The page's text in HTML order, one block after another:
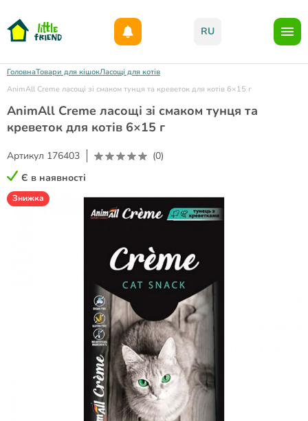
RU
ГоловнаТовари для кішокЛасощі для котів
AnimAll Сreme ласощі зі смаком тунця та креветок для котів 6×15 г
AnimAll Сreme ласощі зі смаком тунця та
креветок для котів 6×15 г
Артикул 176403
(0)
Є в наявності
Знижка